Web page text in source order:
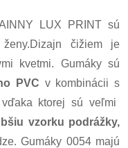
LUX PRINT sú
ženy.Dizajn čižiem je
kvetmi. Gumáky sú
PVC v kombinácii s
ktorej sú veľmi
vzorku podrážky,
Gumáky 0054 majú